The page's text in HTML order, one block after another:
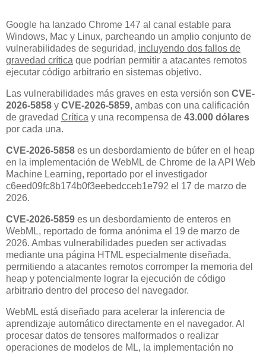
Google ha lanzado Chrome 147 al canal estable para
Windows, Mac y Linux, parcheando un amplio conjunto de
vulnerabilidades de seguridad, incluyendo dos fallos de
gravedad crítica que podrían permitir a atacantes remotos
ejecutar código arbitrario en sistemas objetivo.
Las vulnerabilidades más graves en esta versión son CVE-
2026-5858 y CVE-2026-5859, ambas con una calificación
de gravedad Crítica y una recompensa de 43.000 dólares
por cada una.
CVE-2026-5858 es un desbordamiento de búfer en el heap
en la implementación de WebML de Chrome de la API Web
Machine Learning, reportado por el investigador
c6eed09fc8b174b0f3eebedcceb1e792 el 17 de marzo de
2026.
CVE-2026-5859 es un desbordamiento de enteros en
WebML, reportado de forma anónima el 19 de marzo de
2026. Ambas vulnerabilidades pueden ser activadas
mediante una página HTML especialmente diseñada,
permitiendo a atacantes remotos corromper la memoria del
heap y potencialmente lograr la ejecución de código
arbitrario dentro del proceso del navegador.
WebML está diseñado para acelerar la inferencia de
aprendizaje automático directamente en el navegador. Al
procesar datos de tensores malformados o realizar
operaciones de modelos de ML, la implementación no